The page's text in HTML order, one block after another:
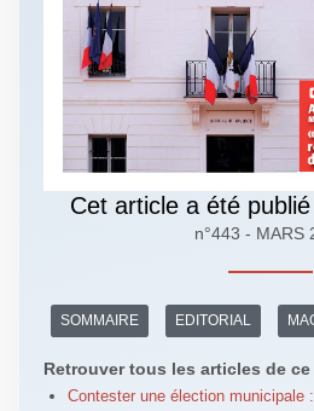
Cet article a été
n°443 - MARS
SOMMAIRE EDITORIAL
Retrouver tous les articles de
Contester une élection municipale